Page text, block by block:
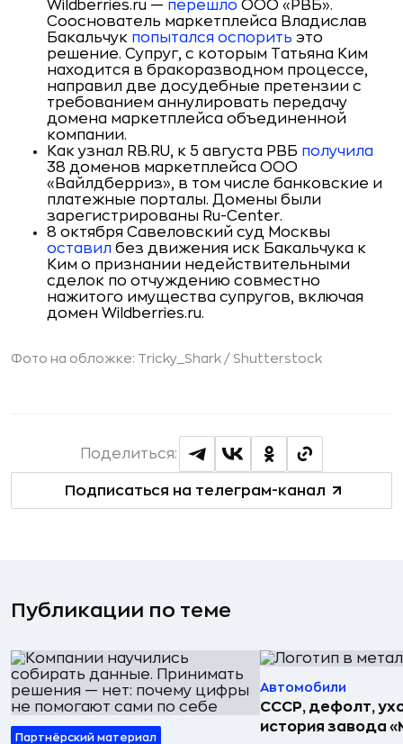
Wildberries.ru — перешло ООО «РВБ».
Сооснователь маркетплейса Владислав
Бакальчук попытался оспорить это
решение. Супруг, с которым Татьяна Ким
находится в бракоразводном процессе,
направил две досудебные претензии с
требованием аннулировать передачу
домена маркетплейса объединенной
компании.
Как узнал RB.RU, к 5 августа РВБ получила
38 доменов маркетплейса ООО
«Вайлдберриз», в том числе банковские и
платежные порталы. Домены были
зарегистрированы Ru-Center.
8 октября Савеловский суд Москвы
оставил без движения иск Бакальчука к
Ким о признании недействительными
сделок по отчуждению совместно
нажитого имущества супругов, включая
домен Wildberries.ru.
Фото на обложке: Tricky_Shark / Shutterstock
Подписаться на телеграм-канал
Поделиться:
Публикации по теме
Партнёрский материал
Автомобили
СССР, дефолт,
история завода